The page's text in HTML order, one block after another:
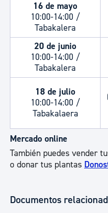
16 de mayo
10:00-14:00 /
Tabakalera
20 de junio
10:00-14:00 /
Tabakalera
18 de julio
10:00-14:00 /
Tabakalaera
Mercado online
También puedes vender
o donar tus plantas
Documentos